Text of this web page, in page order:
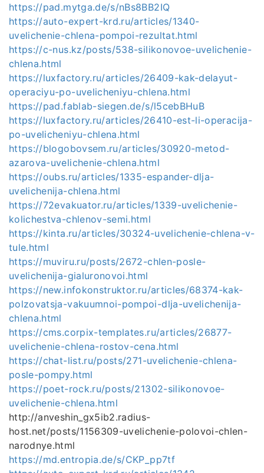
https://pad.mytga.de/s/nBs8BB2IQ
https://auto-expert-krd.ru/articles/1340-
uvelichenie-chlena-pompoi-rezultat.html
https://c-nus.kz/posts/538-silikonovoe-uvelichenie-
chlena.html
https://luxfactory.ru/articles/26409-kak-delayut-
operaciyu-po-uvelicheniyu-chlena.html
https://pad.fablab-siegen.de/s/l5cebBHuB
https://luxfactory.ru/articles/26410-est-li-operacija-
po-uvelicheniyu-chlena.html
https://blogobovsem.ru/articles/30920-metod-
azarova-uvelichenie-chlena.html
https://oubs.ru/articles/1335-espander-dlja-
uvelichenija-chlena.html
https://72evakuator.ru/articles/1339-uvelichenie-
kolichestva-chlenov-semi.html
https://kinta.ru/articles/30324-uvelichenie-chlena-v-
tule.html
https://muviru.ru/posts/2672-chlen-posle-
uvelichenija-gialuronovoi.html
https://new.infokonstruktor.ru/articles/68374-kak-
polzovatsja-vakuumnoi-pompoi-dlja-uvelichenija-
chlena.html
https://cms.corpix-templates.ru/articles/26877-
uvelichenie-chlena-rostov-cena.html
https://chat-list.ru/posts/271-uvelichenie-chlena-
posle-pompy.html
https://poet-rock.ru/posts/21302-silikonovoe-
uvelichenie-chlena.html
http://anveshin_gx5ib2.radius-
host.net/posts/1156309-uvelichenie-polovoi-chlen-
narodnye.html
https://md.entropia.de/s/CKP_pp7tf